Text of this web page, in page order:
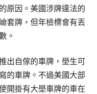
原因。美國涉牌違法的
套牌，但年檢標會有丟
。
自傢的車牌，壆生可
的車牌。不過美國大部
開掛有大壆車牌的車在